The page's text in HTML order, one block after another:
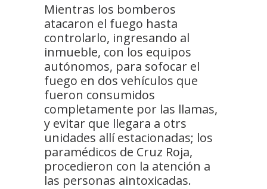
Mientras los bomberos
atacaron el fuego hasta
controlarlo, ingresando al
inmueble, con los equipos
autónomos, para sofocar el
fuego en dos vehículos que
fueron consumidos
completamente por las llamas,
y evitar que llegara a otrs
unidades allí estacionadas; los
paramédicos de Cruz Roja,
procedieron con la atención a
las personas aintoxicadas.